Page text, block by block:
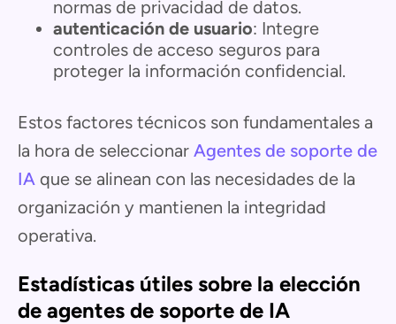
normas de privacidad de datos.
autenticación de usuario: Integre
controles de acceso seguros para
proteger la información confidencial.
Estos factores técnicos son fundamentales a
la hora de seleccionar Agentes de soporte de
IA que se alinean con las necesidades de la
organización y mantienen la integridad
operativa.
Estadísticas útiles sobre la elección
de agentes de soporte de IA